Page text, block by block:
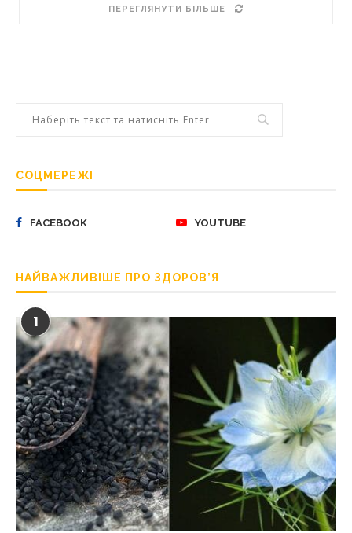
ПЕРЕГЛЯНУТИ БІЛЬШЕ
СОЦМЕРЕЖІ
FACEBOOK YOUTUBE
НАЙВАЖЛИВІШЕ ПРО ЗДОРОВ’Я
1